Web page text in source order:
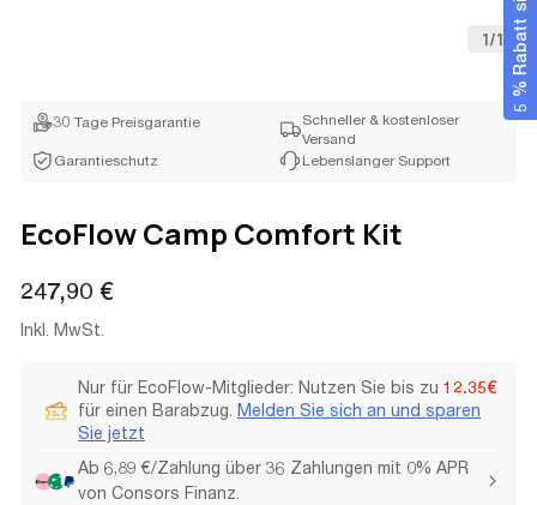
1/1
30 Tage Preisgarantie
Schneller & kostenloser
Versand
Garantieschutz
Lebenslanger Support
EcoFlow Camp Comfort Kit
Regulärer
Preis
247,90 €
Inkl. MwSt.
Nur für EcoFlow-Mitglieder: Nutzen Sie bis zu 12.35€
für einen Barabzug. Melden Sie sich an und sparen
Sie jetzt
Ab 6,89 €/Zahlung über 36 Zahlungen mit 0% APR
von Consors Finanz.